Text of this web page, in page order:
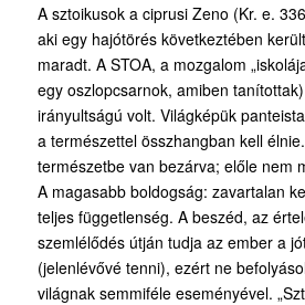
A sztoikusok a ciprusi Zeno (Kr. e.
aki egy hajótörés következtében
maradt. A STOA, a mozgalom
egy oszlopcsarnok, amiben
irányultságú volt. Világképük
a természettel összhangban kell
természetbe van bezárva; előle nem
A magasabb boldogság: zavartalan
teljes függetlenség. A beszéd, az
szemlélődés útján tudja az ember a
(jelenlévővé tenni), ezért ne
világnak semmiféle eseményével.